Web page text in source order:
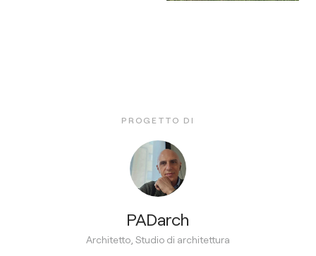
PROGETTO DI
PADarch
Architetto, Studio di architettura